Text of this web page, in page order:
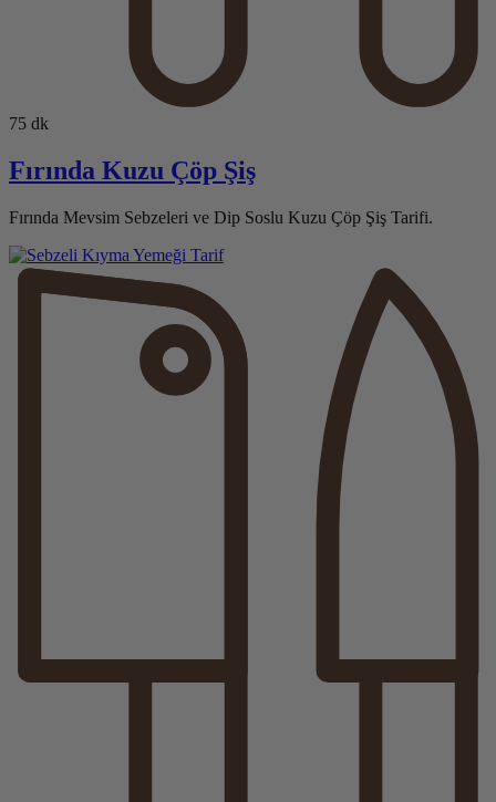
75 dk
Fırında Kuzu Çöp Şiş
Fırında Mevsim Sebzeleri ve Dip Soslu Kuzu Çöp Şiş Tarifi.
Tarif